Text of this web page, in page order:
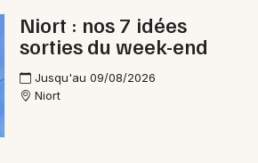
Niort : nos 7 idées
sorties du week-end
Jusqu'au 09/08/2026
Niort